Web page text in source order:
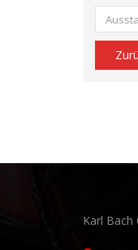
Karl Bach